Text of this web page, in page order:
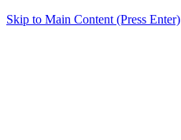
Skip to Main Content (Press Enter)